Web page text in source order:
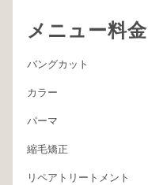
メニュー料金
バングカット
カラー
パーマ
縮毛矯正
リペアトリートメント